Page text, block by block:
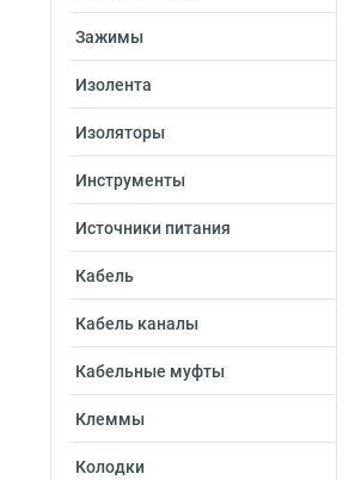
Зажимы
Изолента
Изоляторы
Инструменты
Источники питания
Кабель
Кабель каналы
Кабельные муфты
Клеммы
Колодки